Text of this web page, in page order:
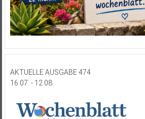
AKTUELLE AUSGABE 474
16.07. - 12.08.